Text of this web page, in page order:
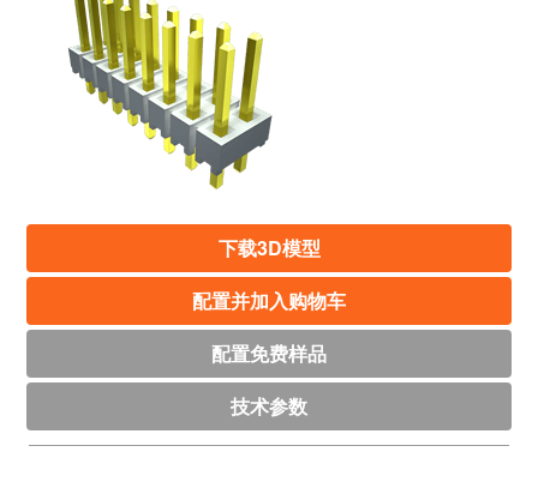
下载3D模型
配置并加入购物车
配置免费样品
技术参数